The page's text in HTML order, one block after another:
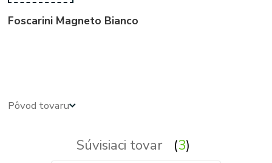
Foscarini Magneto Bianco
Pôvod tovaru
Súvisiaci tovar 3